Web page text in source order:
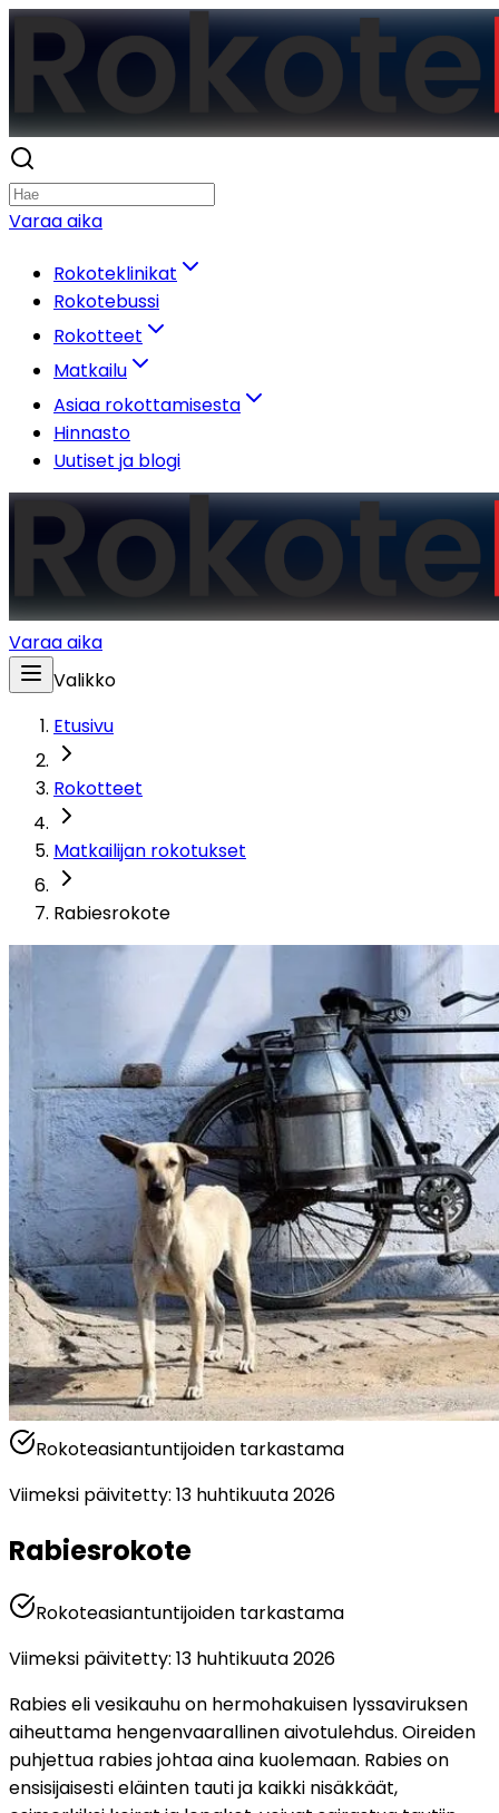
Varaa aika
Rokoteklinikat
Rokotebussi
Rokotteet
Matkailu
Asiaa rokottamisesta
Hinnasto
Uutiset ja blogi
Varaa aika
Valikko
Etusivu
Rokotteet
Matkailijan rokotukset
Rabiesrokote
Rokoteasiantuntijoiden tarkastama
Viimeksi päivitetty: 13 huhtikuuta 2026
Rabiesrokote
Rokoteasiantuntijoiden tarkastama
Viimeksi päivitetty: 13 huhtikuuta 2026
Rabies eli vesikauhu on hermohakuisen lyssaviruksen
aiheuttama hengenvaarallinen aivotulehdus. Oireiden
puhjettua rabies johtaa aina kuolemaan. Rabies on
ensisijaisesti eläinten tauti ja kaikki nisäkkäät,